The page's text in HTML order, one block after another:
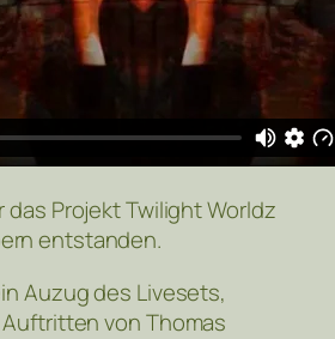
das Projekt Twilight Worldz
entstanden.
Auzug des Livesets,
von Thomas